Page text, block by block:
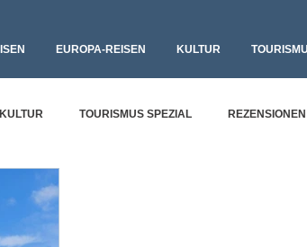
EUROPA-REISEN KULTUR
KULTUR TOURISMUS SPEZIAL REZENSIONEN